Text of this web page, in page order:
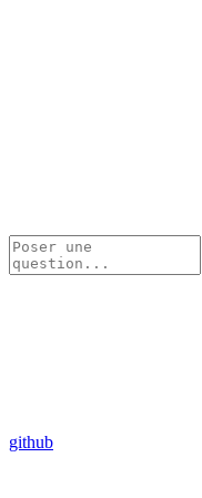
github